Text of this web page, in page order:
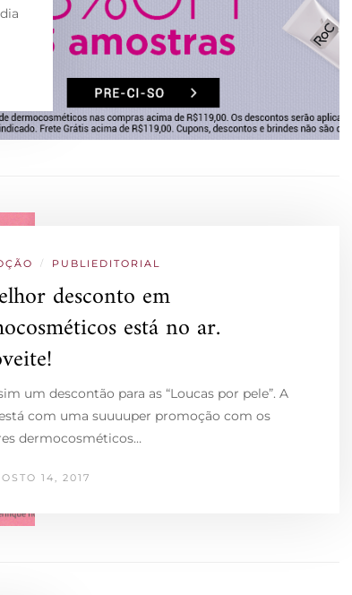
/ PUBLIEDITORIAL
desconto em
está no ar.
um descontão para as “Loucas por pele”. A
com uma suuuuper promoção com os
dermocosméticos…
14, 2017